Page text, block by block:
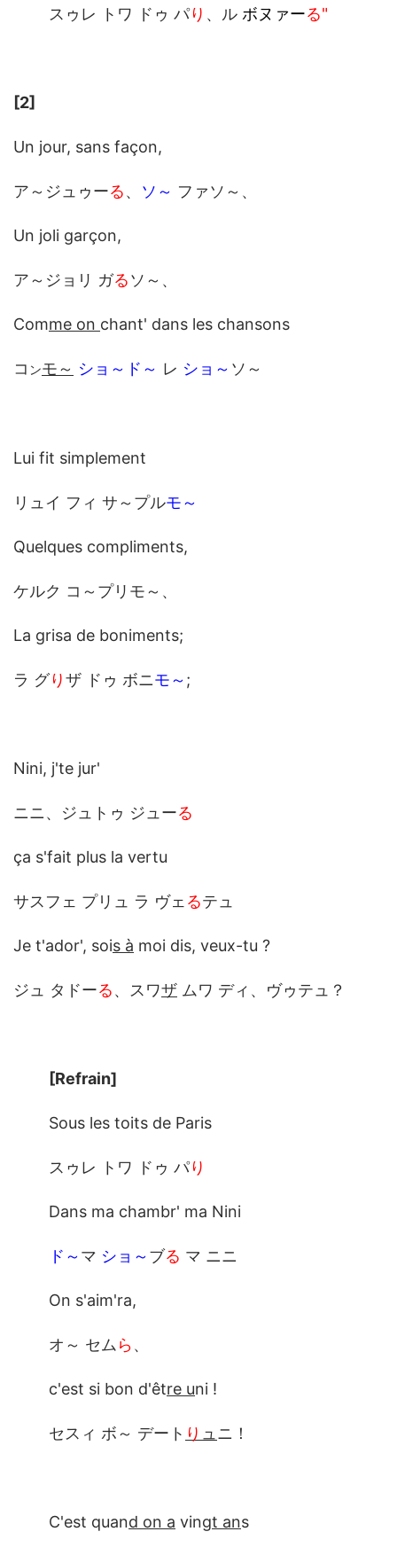
スゥレ トワ ドゥ パり 、ル ボヌァーる"
[2]
Un jour, sans façon,
ア～ジュゥーる、 ソ～ ファソ～、
Un joli garçon,
ア～ジョリ ガるソ～、
Comme on chant' dans les chansons
コ ンモ～ ショ～ド～ レ ショ～ ソ～
Lui fit simplement
リュイ フィ サ～プルモ～
Quelques compliments,
ケルク コ～プリモ～、
La grisa de boniments;
ラ グりザ ドゥ ボニモ～ ;
Nini, j'te jur'
ニニ、ジュトゥ ジューる
ça s'fait plus la vertu
サスフェ プリュ ラ ヴェ るテュ
Je t'ador', sois à moi dis, veux-tu ?
ジュ タドーる、スワザ ムワ ディ、ヴゥテュ？
[Refrain]
Sous les toits de Paris
スゥレ トワ ドゥ パり
Dans ma chambr' ma Nini
ド～ マ ショ～ ブる マ ニニ
On s'aim'ra,
オ～ セム ら、
c'est si bon d'être uni !
セスィ ボ～ デート り ュ ニ！
C'est quand on a vingt ans